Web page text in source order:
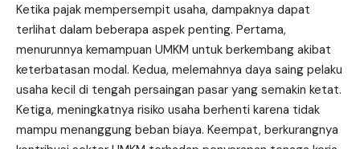
Ketika pajak mempersempit usaha, dampaknya dapat
terlihat dalam beberapa aspek penting. Pertama,
menurunnya kemampuan UMKM untuk berkembang akibat
keterbatasan modal. Kedua, melemahnya daya saing pelaku
usaha kecil di tengah persaingan pasar yang semakin ketat.
Ketiga, meningkatnya risiko usaha berhenti karena tidak
mampu menanggung beban biaya. Keempat, berkurangnya